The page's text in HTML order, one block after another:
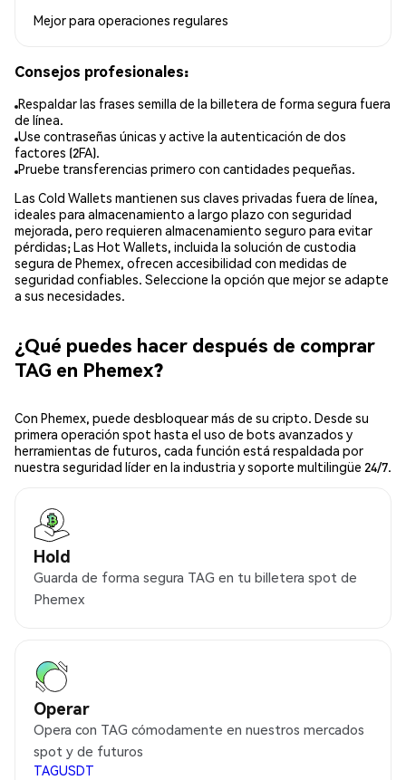
Mejor para operaciones regulares
Consejos profesionales:
Respaldar las frases semilla de la billetera de forma segura fuera
de línea.
Use contraseñas únicas y active la autenticación de dos
factores (2FA).
Pruebe transferencias primero con cantidades pequeñas.
Las Cold Wallets mantienen sus claves privadas fuera de línea,
ideales para almacenamiento a largo plazo con seguridad
mejorada, pero requieren almacenamiento seguro para evitar
pérdidas; Las Hot Wallets, incluida la solución de custodia
segura de Phemex, ofrecen accesibilidad con medidas de
seguridad confiables. Seleccione la opción que mejor se adapte
a sus necesidades.
¿Qué puedes hacer después de comprar
TAG en Phemex?
Con Phemex, puede desbloquear más de su cripto. Desde su
primera operación spot hasta el uso de bots avanzados y
herramientas de futuros, cada función está respaldada por
nuestra seguridad líder en la industria y soporte multilingüe 24/7.
Hold
Guarda de forma segura TAG en tu billetera spot de
Phemex
Operar
Opera con TAG cómodamente en nuestros mercados
spot y de futuros
TAGUSDT